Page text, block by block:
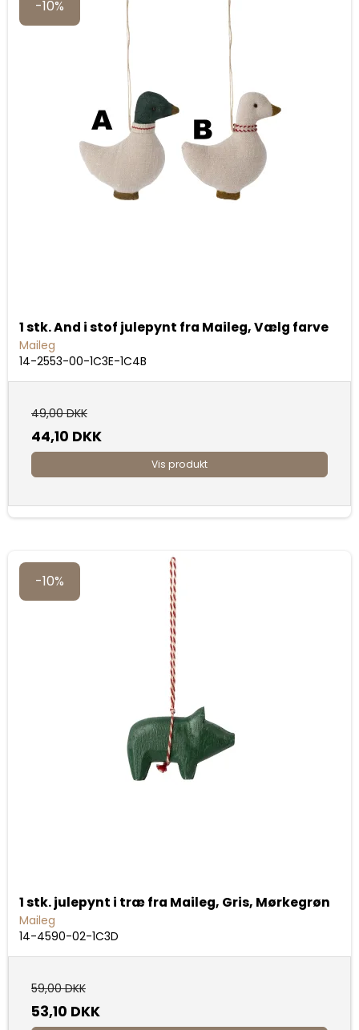
-10%
1 stk. And i stof julepynt fra Maileg, Vælg farve
Maileg
14-2553-00-1C3E-1C4B
49,00 DKK
44,10 DKK
Vis produkt
-10%
1 stk. julepynt i træ fra Maileg, Gris, Mørkegrøn
Maileg
14-4590-02-1C3D
59,00 DKK
53,10 DKK